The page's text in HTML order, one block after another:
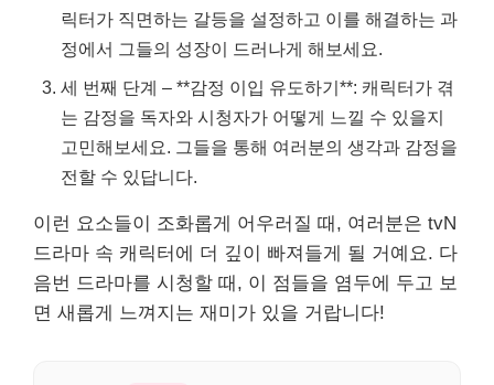
릭터가 직면하는 갈등을 설정하고 이를 해결하는 과
정에서 그들의 성장이 드러나게 해보세요.
세 번째 단계 – **감정 이입 유도하기**: 캐릭터가 겪
는 감정을 독자와 시청자가 어떻게 느낄 수 있을지
고민해보세요. 그들을 통해 여러분의 생각과 감정을
전할 수 있답니다.
이런 요소들이 조화롭게 어우러질 때, 여러분은 tvN
드라마 속 캐릭터에 더 깊이 빠져들게 될 거예요. 다
음번 드라마를 시청할 때, 이 점들을 염두에 두고 보
면 새롭게 느껴지는 재미가 있을 거랍니다!